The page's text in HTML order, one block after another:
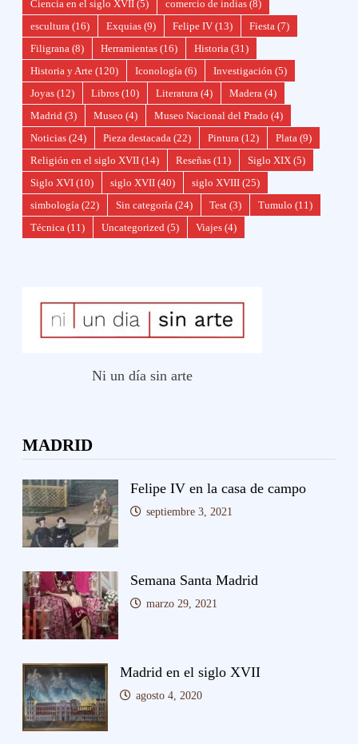
Ciencia en el siglo XVII (5) comercio de indias (8)
escultura (16) Exquias (9) Felipe IV (13) Fiesta (7)
Filigrana (8) Herramientas (16) Historia (31)
Historia y Arte (120) Iconología (6) Investigación (5)
Joyas (12) Libros (10) Literatura (4) Madera (4)
Madrid (3) Museo (4) Museo Nacional del Prado (4)
Noticias (24) Pieza destacada (22) Pintura (12) Plata (9)
Religión en el siglo XVII (14) Reseñas (11) Siglo XIX (5)
Siglo XVI (10) siglo XVII (40) siglo XVIII (25)
simbología (22) Sin categoría (24) Test (3) Tumulo (11)
Técnica (11) Uncategorized (5) Viajes (4)
Ni un día sin arte
MADRID
Felipe IV en la casa de campo
septiembre 3, 2021
Semana Santa Madrid
marzo 29, 2021
Madrid en el siglo XVII
agosto 4, 2020